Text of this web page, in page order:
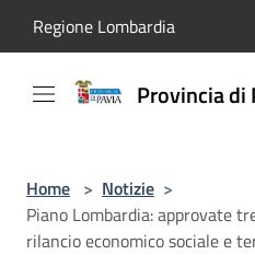
Regione Lombardia
Provincia di
Home > Notizie >
Piano Lombardia: approvate
rilancio economico sociale e